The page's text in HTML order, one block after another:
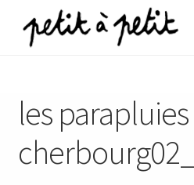
Aller
à
Aller
au
les